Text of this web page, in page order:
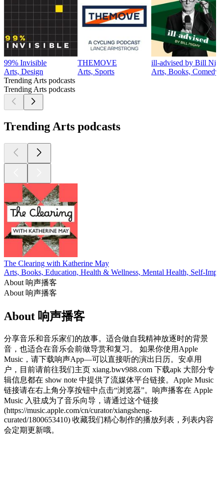
99% Invisible
Arts, Design
THEMOVE
Arts, Sports
ill-advised by Bill
Arts, Books,
Trending Arts podcasts
Trending Arts podcasts
Trending Arts podcasts
The Clearing with Katherine May
Arts, Books, Education, Health & Wellness, Mental Health, Self-
About 响声播客
About 响声播客
About 响声播客
分享音乐和音乐家们的故事。适合做自我精神放逐时的背景
音，也适合在音乐会前做导赏和复习。 如果你使用Apple
Music，请下载响声App—可以直接听的演出日历。安卓用
户，目前请前往我们主页 xiang.bwv988.com 下载apk 大部分专
辑信息都在 show note 中提供了流媒体平台链接。Apple Music
链接请在右上角分享按钮中点击“浏览器”。响声播客在 Apple
Music 入驻成为了音乐向导，请通过这个链接
(https://music.apple.com/cn/curator/xiangsheng-
curated/1800653410) 收藏我们精心制作的播放列表，列表内容
会定期更新哦。